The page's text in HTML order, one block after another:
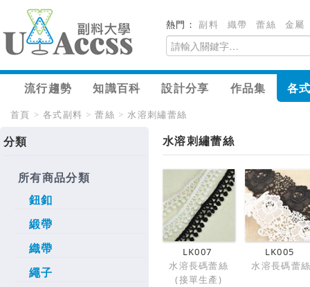
熱門：副料 織帶 蕾絲 金屬
流行趨勢 知識百科 設計分享 作品集 各
首頁 > 各式副料 > 蕾絲 > 水溶刺繡蕾絲
分類
所有商品分類
鈕釦
緞帶
織帶
繩子
水溶刺繡蕾絲
LK007
水溶長碼蕾絲
(接單生產)
LK005
水溶長碼蕾